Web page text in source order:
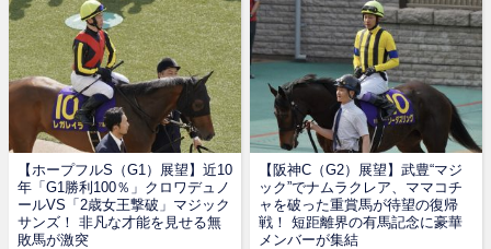
【ホープフルS（G1）展望】近10
年「G1勝利100％」クロワデュノ
ールVS「2歳女王撃破」マジック
サンズ！ 非凡な才能を見せる無
敗馬が激突
【阪神C（G2）展望】武豊“マジ
ック”でナムラクレア、ママコチ
ャを破った重賞馬が待望の復帰
戦！ 短距離界の有馬記念に豪華
メンバーが集結